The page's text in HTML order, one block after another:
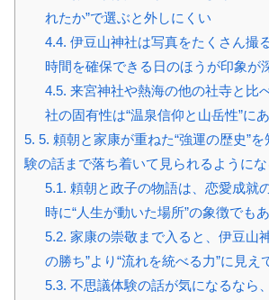
れたか”で選ぶと外しにくい
4.4. 伊豆山神社は写真をたくさん撮
時間を確保できる日のほうが印象が
4.5. 来宮神社や熱海の他の社寺と比
社の固有性は“温泉信仰と山岳性”に
5. 5. 頼朝と家康が重ねた“強運の歴史”
験の話まで落ち着いて見られるようにな
5.1. 頼朝と政子の物語は、恋愛成就
時に“人生が動いた場所”の象徴でも
5.2. 家康の崇敬まで入ると、伊豆山
の勝ち”より“流れを統べる力”に見え
5.3. 不思議体験の話が気になるなら